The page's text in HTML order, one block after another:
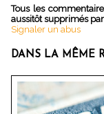
Tous les
aussitôt supprimés
Signaler un abus
DANS LA MÊME